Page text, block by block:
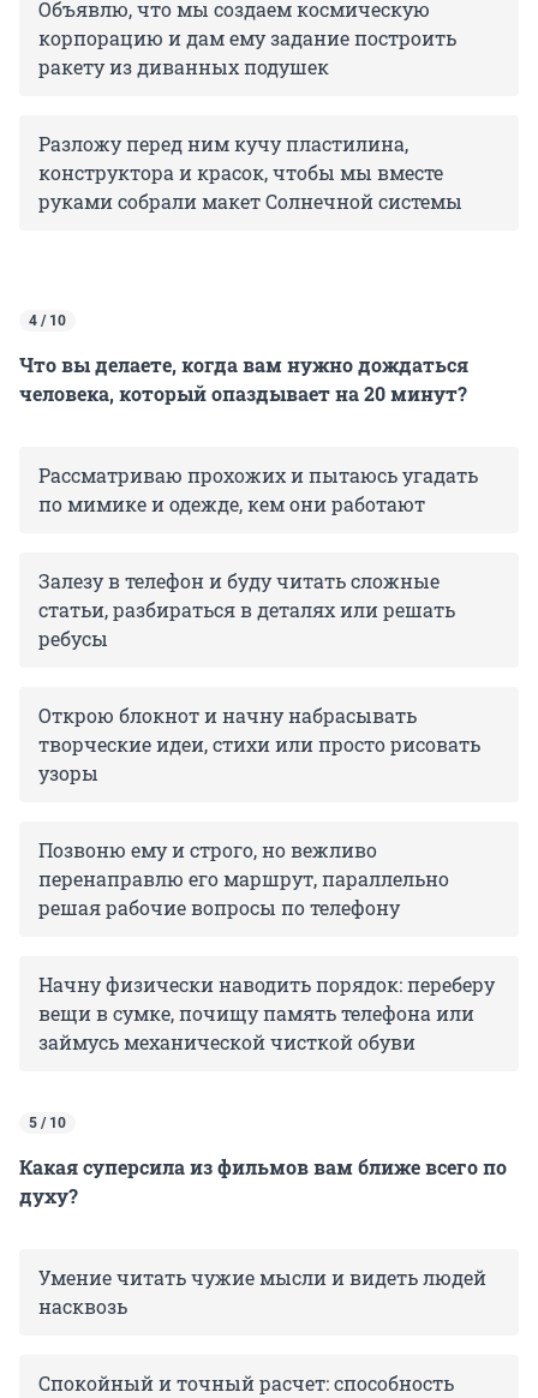
Объявлю, что мы создаем космическую
корпорацию и дам ему задание построить
ракету из диванных подушек
Разложу перед ним кучу пластилина,
конструктора и красок, чтобы мы вместе
руками собрали макет Солнечной системы
4 / 10
Что вы делаете, когда вам нужно дождаться
человека, который опаздывает на 20 минут?
Рассматриваю прохожих и пытаюсь угадать
по мимике и одежде, кем они работают
Залезу в телефон и буду читать сложные
статьи, разбираться в деталях или решать
ребусы
Открою блокнот и начну набрасывать
творческие идеи, стихи или просто рисовать
узоры
Позвоню ему и строго, но вежливо
перенаправлю его маршрут, параллельно
решая рабочие вопросы по телефону
Начну физически наводить порядок: переберу
вещи в сумке, почищу память телефона или
займусь механической чисткой обуви
5 / 10
Какая суперсила из фильмов вам ближе всего по
духу?
Умение читать чужие мысли и видеть людей
насквозь
Спокойный и точный расчет: способность